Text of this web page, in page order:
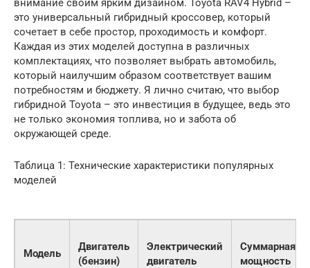
внимание своим ярким дизайном. Toyota RAV4 Hybrid –
это универсальный гибридный кроссовер, который
сочетает в себе простор, проходимость и комфорт.
Каждая из этих моделей доступна в различных
комплектациях, что позволяет выбрать автомобиль,
который наилучшим образом соответствует вашим
потребностям и бюджету. Я лично считаю, что выбор
гибридной Toyota – это инвестиция в будущее, ведь это
не только экономия топлива, но и забота об
окружающей среде.
Таблица 1: Технические характеристики популярных
моделей
Модель
Двигатель
(бензин)
Электрический
двигатель
Суммарная
мощность